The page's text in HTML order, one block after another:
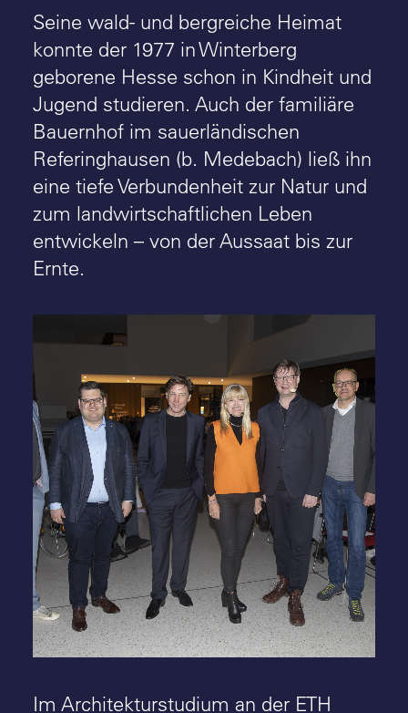
Seine wald- und bergreiche Heimat
konnte der 1977 in Winterberg
geborene Hesse schon in Kindheit und
Jugend studieren. Auch der familiäre
Bauernhof im sauerländischen
Referinghausen (b. Medebach) ließ ihn
eine tiefe Verbundenheit zur Natur und
zum landwirtschaftlichen Leben
entwickeln – von der Aussaat bis zur
Ernte.
Engagiert für Baukultur: (v.l.n.r.) Meinhard
Neuhaus (BDA Münster-Münsterland), Urs
Frigger (LWL-Bau- und
Liegenschaftsdezernent), Stefan Rethfeld
(LWL-Denkmalpflege, Landschafts- und
Baukultur in Westfalen), Dr. Barbara
Rüschoff-Parzinger (LWL-
Kulturdezernentin), Christoph Hesse
(Korbach / Berlin), Dr. Holger Mertens
(Landeskonservator von Westfalen-Lippe) -
Foto: BDA / Markus Bomholt
Im Architekturstudium an der ETH